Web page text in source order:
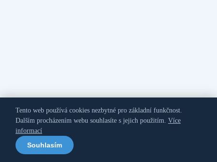
Tento web používá cookies nezbytné pro základní funkčnost.
Dalším procházením webu souhlasíte s jejich použitím. Více
informací
Souhlasím